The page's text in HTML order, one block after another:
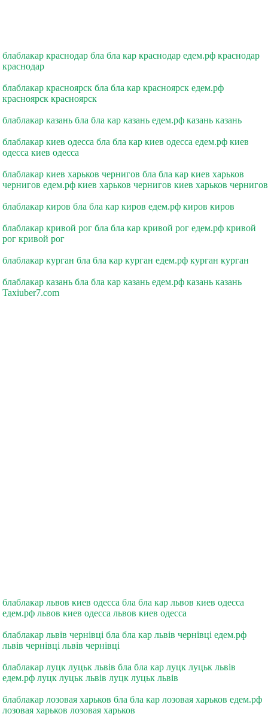
блаблакар краснодар бла бла кар краснодар едем.рф краснодар
краснодар
блаблакар красноярск бла бла кар красноярск едем.рф
красноярск красноярск
блаблакар казань бла бла кар казань едем.рф казань казань
блаблакар киев одесса бла бла кар киев одесса едем.рф киев
одесса киев одесса
блаблакар киев харьков чернигов бла бла кар киев харьков
чернигов едем.рф киев харьков чернигов киев харьков чернигов
блаблакар киров бла бла кар киров едем.рф киров киров
блаблакар кривой рог бла бла кар кривой рог едем.рф кривой
рог кривой рог
блаблакар курган бла бла кар курган едем.рф курган курган
блаблакар казань бла бла кар казань едем.рф казань казань
Taxiuber7.com
блаблакар львов киев одесса бла бла кар львов киев одесса
едем.рф львов киев одесса львов киев одесса
блаблакар львiв чернiвцi бла бла кар львiв чернiвцi едем.рф
львiв чернiвцi львiв чернiвцi
блаблакар луцк луцьк львiв бла бла кар луцк луцьк львiв
едем.рф луцк луцьк львiв луцк луцьк львiв
блаблакар лозовая харьков бла бла кар лозовая харьков едем.рф
лозовая харьков лозовая харьков